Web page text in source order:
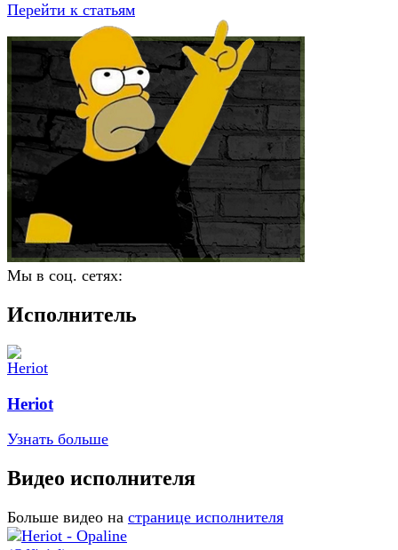
Перейти к статьям
Мы в соц. сетях:
Исполнитель
Heriot
Узнать больше
Видео исполнителя
Больше видео на странице исполнителя